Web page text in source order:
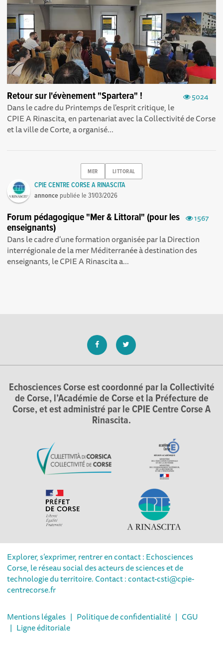
5024
Retour sur l'évènement "Spartera" !
Dans le cadre du Printemps de l'esprit critique, le
CPIE A Rinascita, en partenariat avec la Collectivité de Corse
et la ville de Corte, a organisé...
MER LITTORAL
CPIE CENTRE CORSE A RINASCITA
annonce publiée le31/03/2026
1567
Forum pédagogique "Mer & Littoral" (pour les
enseignants)
Dans le cadre d'une formation organisée par la Direction
interrégionale de la mer Méditerranée à destination des
enseignants, le CPIE A Rinascita a...
Echosciences Corse est coordonné par la Collectivité
de Corse, l’Académie de Corse et la Préfecture de
Corse, et est administré par le CPIE Centre Corse A
Rinascita.
Explorer, s’exprimer, rentrer en contact : Echosciences
Corse, le réseau social des acteurs de sciences et de
technologie du territoire. Contact : contact-csti@cpie-
centrecorse.fr
Mentions légales | Politique de confidentialité | CGU
| Ligne éditoriale